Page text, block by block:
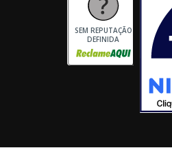
SEM REPUTAÇÃO
DEFINIDA